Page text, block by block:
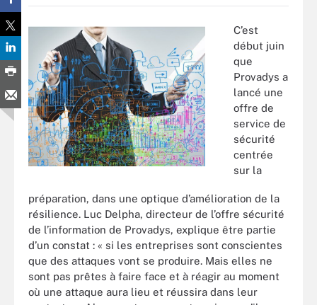
C’est
début juin
que
Provadys a
lancé une
offre de
service de
sécurité
centrée
sur la
préparation, dans une optique d’amélioration de la
résilience. Luc Delpha, directeur de l’offre sécurité
de l’information de Provadys, explique être partie
d’un constat : « si les entreprises sont conscientes
que des attaques vont se produire. Mais elles ne
sont pas prêtes à faire face et à réagir au moment
où une attaque aura lieu et réussira dans leur